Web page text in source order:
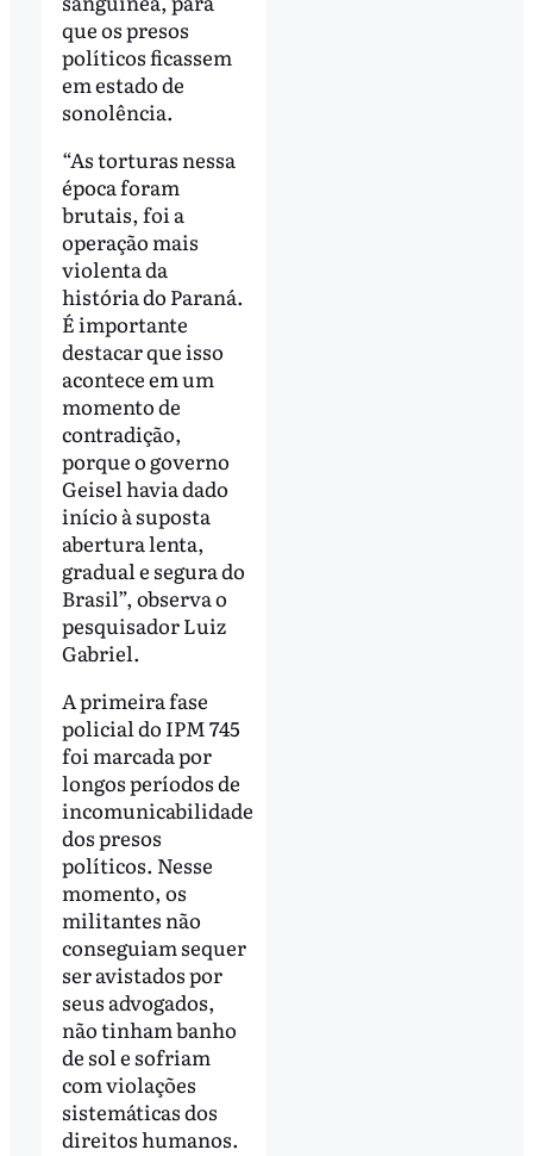
que os presos
políticos ficassem
em estado de
sonolência.
“As torturas nessa
época foram
brutais, foi a
operação mais
violenta da
história do Paraná.
É importante
destacar que isso
acontece em um
momento de
contradição,
porque o governo
Geisel havia dado
início à suposta
abertura lenta,
gradual e segura do
Brasil”, observa o
pesquisador Luiz
Gabriel.
A primeira fase
policial do IPM 745
foi marcada por
longos períodos de
incomunicabilidade
dos presos
políticos. Nesse
momento, os
militantes não
conseguiam sequer
ser avistados por
seus advogados,
não tinham banho
de sol e sofriam
com violações
sistemáticas dos
direitos humanos.